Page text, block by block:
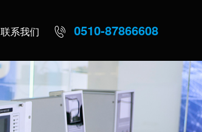
0510-87866608
联系我们